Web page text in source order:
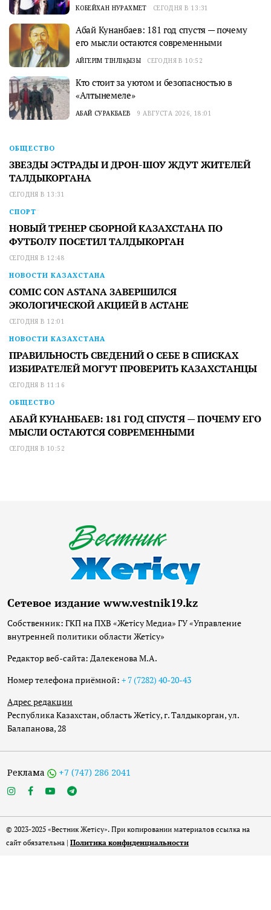
КОБЕЙХАН НУРАХМЕТ СЕГОДНЯ В 13:31
Абай Кунанбаев: 181 год спустя — почему
его мысли остаются современными
АЙГЕРІМ ТІНӘЛІҚЫЗЫ СЕГОДНЯ В 10:52
Кто стоит за уютом и безопасностью в
«Алтынемеле»
АБАЙ СУРАКБАЕВ 9 АВГУСТА 2026, 18:01
ОБЩЕСТВО
ЗВЕЗДЫ ЭСТРАДЫ И ДРОН-ШОУ ЖДУТ ЖИТЕЛЕЙ
ТАЛДЫКОРГАНА
СЕГОДНЯ В 13:31
СПОРТ
НОВЫЙ ТРЕНЕР СБОРНОЙ КАЗАХСТАНА ПО
ФУТБОЛУ ПОСЕТИЛ ТАЛДЫКОРГАН
СЕГОДНЯ В 12:48
НОВОСТИ КАЗАХСТАНА
COMIC CON ASTANA ЗАВЕРШИЛСЯ
ЭКОЛОГИЧЕСКОЙ АКЦИЕЙ В АСТАНЕ
СЕГОДНЯ В 12:01
НОВОСТИ КАЗАХСТАНА
ПРАВИЛЬНОСТЬ СВЕДЕНИЙ О СЕБЕ В СПИСКАХ
ИЗБИРАТЕЛЕЙ МОГУТ ПРОВЕРИТЬ КАЗАХСТАНЦЫ
СЕГОДНЯ В 11:16
ОБЩЕСТВО
АБАЙ КУНАНБАЕВ: 181 ГОД СПУСТЯ — ПОЧЕМУ ЕГО
МЫСЛИ ОСТАЮТСЯ СОВРЕМЕННЫМИ
СЕГОДНЯ В 10:52
Сетевое издание www.vestnik19.kz
Собственник: ГКП на ПХВ «Жетісу Медиа» ГУ «Управление
внутренней политики области Жетісу»
Редактор веб-сайта: Далекенова М.А.
Номер телефона приёмной: + 7 (7282) 40-20-43
Адрес редакции
Республика Казахстан, область Жетісу, г. Талдыкорган, ул.
Балапанова, 28
Реклама +7 (747) 286 2041
© 2023-2025 «Вестник Жетісу». При копировании материалов ссылка на
сайт обязательна | Политика конфиденциальности